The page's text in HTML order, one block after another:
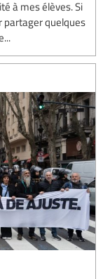
à mes élèves. Si
partager quelques